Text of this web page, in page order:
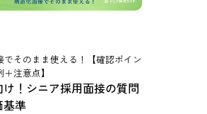
でそのまま使える！【確認ポイン
注意点】
け！シニア採用面接の質問
基準